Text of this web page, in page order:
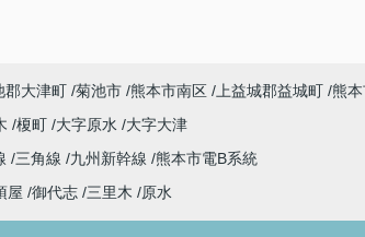
郡大津町 菊池市 熊本市南区 上益城郡益城町 熊
榎町 大字原水
大字大津
三角線 九州新幹線 熊本市電B系統
屋 御代志 三里木 原水